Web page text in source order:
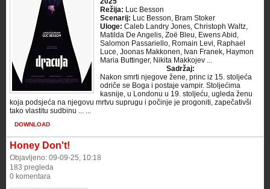
Režija: Luc Besson
Scenarij: Luc Besson, Bram Stoker
Uloge: Caleb Landry Jones, Christoph Waltz,
Matilda De Angelis, Zoë Bleu, Ewens Abid,
Salomon Passariello, Romain Levi, Raphael
Luce, Joonas Makkonen, Ivan Franek, Haymon
Maria Buttinger, Nikita Makkojev ...
Sadržaj:
Nakon smrti njegove žene, princ iz 15. stoljeća
odriče se Boga i postaje vampir. Stoljećima
kasnije, u Londonu u 19. stoljeću, ugleda ženu
koja podsjeća na njegovu mrtvu suprugu i počinje je progoniti, zapečativši
tako vlastitu sudbinu ... ...
DOWNLOAD
Honey Don't!
Objavljeno: 09-09-25, 10:18
183 pregleda
0 komentara